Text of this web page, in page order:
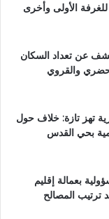
الأولى وأخرى
إحصاء عام 2024 يكشف عن تعداد السكان
والقروي
تهز تازة: خلاف حول
بحي القدس
بعمالة إقليم
ترتيب المصالح